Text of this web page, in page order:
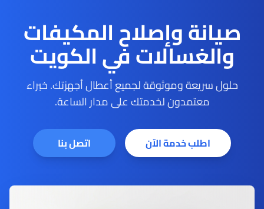
صيانة وإصلاح المكيفات
والغسالات في الكويت
حلول سريعة وموثوقة لجميع أعطال أجهزتك. خبراء
معتمدون لخدمتك على مدار الساعة.
اطلب خدمة الآن اتصل بنا